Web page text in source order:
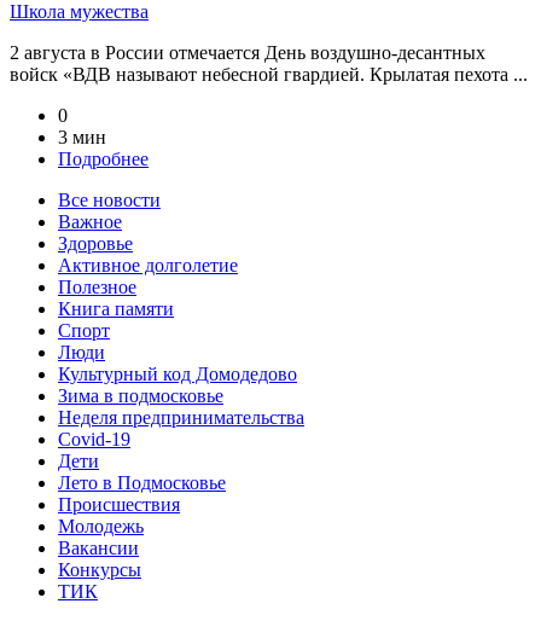
Школа мужества
2 августа в России отмечается День воздушно-десантных
войск «ВДВ называют небесной гвардией. Крылатая пехота ...
0
3 мин
Подробнее
Все новости
Важное
Здоровье
Активное долголетие
Полезное
Книга памяти
Спорт
Люди
Культурный код Домодедово
Зима в подмосковье
Неделя предпринимательства
Covid-19
Дети
Лето в Подмосковье
Происшествия
Молодежь
Вакансии
Конкурсы
ТИК